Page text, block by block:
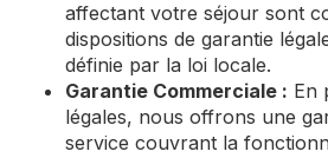
affectant votre séjour sont
dispositions de garantie
définie par la loi locale.
Garantie Commerciale : En
légales, nous offrons une
service couvrant la